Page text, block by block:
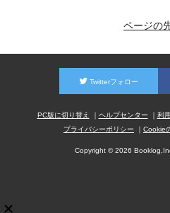
ページの
Twitterフォロー
PC版に切り替え ヘルプセンター 利
プライバシーポリシー
Cookie
Copyright © 2026